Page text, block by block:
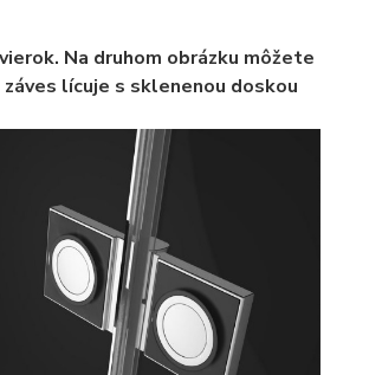
Na druhom obrázku môžete
lícuje s sklenenou doskou